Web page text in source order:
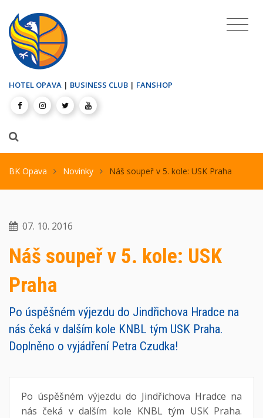
HOTEL OPAVA | BUSINESS CLUB | FANSHOP
BK Opava Novinky Náš soupeř v 5. kole: USK Praha
07. 10. 2016
Náš soupeř v 5. kole: USK
Praha
Po úspěšném výjezdu do Jindřichova Hradce na
nás čeká v dalším kole KNBL tým USK Praha.
Doplněno o vyjádření Petra Czudka!
Po úspěšném výjezdu do Jindřichova Hradce na
nás čeká v dalším kole KNBL tým USK Praha.